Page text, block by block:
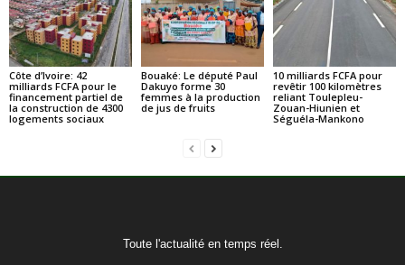
Côte d’Ivoire: 42
milliards FCFA pour le
financement partiel de
la construction de 4300
logements sociaux
Bouaké: Le député Paul
Dakuyo forme 30
femmes à la production
de jus de fruits
10 milliards FCFA pour
revêtir 100 kilomètres
reliant Toulepleu-
Zouan-Hiunien et
Séguéla-Mankono
Toute l'actualité en temps réel.